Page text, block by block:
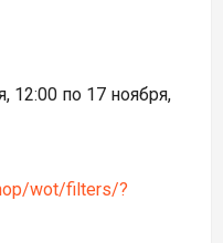
12:00 по 17 ноября,
wot/filters/?